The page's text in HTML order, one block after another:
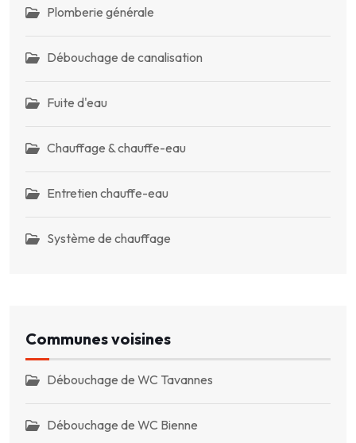
Plomberie générale
Débouchage de canalisation
Fuite d'eau
Chauffage & chauffe-eau
Entretien chauffe-eau
Système de chauffage
Communes voisines
Débouchage de WC Tavannes
Débouchage de WC Bienne